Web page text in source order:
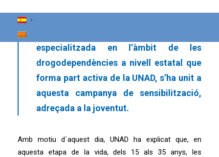
especialitzada en l’àmbit de les
drogodependències a nivell estatal que
forma part activa de la UNAD, s’ha unit a
aquesta campanya de sensibilització,
adreçada a la joventut.
Amb motiu d´aquest dia, UNAD ha explicat que, en
aquesta etapa de la vida, dels 15 als 35 anys, les